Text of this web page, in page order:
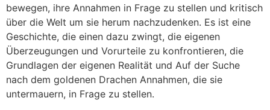
bewegen, ihre Annahmen in Frage zu stellen und kritisch
über die Welt um sie herum nachzudenken. Es ist eine
Geschichte, die einen dazu zwingt, die eigenen
Überzeugungen und Vorurteile zu konfrontieren, die
Grundlagen der eigenen Realität und Auf der Suche
nach dem goldenen Drachen Annahmen, die sie
untermauern, in Frage zu stellen.